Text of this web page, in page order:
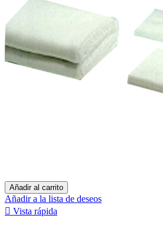
Añadir al carrito
Añadir a la lista de deseos
 Vista rápida